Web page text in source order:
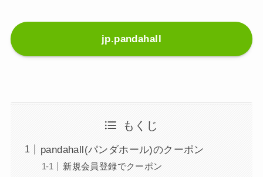
jp.pandahall
もくじ
pandahall(パンダホール)のクーポン
新規会員登録でクーポン